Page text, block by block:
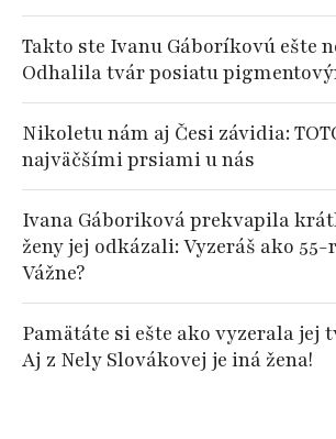
Takto ste Ivanu Gáboríkovú ešte
Odhalila tvár posiatu
Nikoletu nám aj Česi závidia:
najväčšími prsiami u nás
Ivana Gáboriková prekvapila
ženy jej odkázali: Vyzeráš ako 55-
Vážne?
Pamätáte si ešte ako vyzerala jej
Aj z Nely Slovákovej je iná žena!